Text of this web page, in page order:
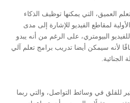
العميق، التي يمكنها توظيف الذكاء
لمقاطع الفيديو للإشارة إلى مدى
للفيديو البيومتري، على الرغم من أنه يبدو
لأنه سيمكن أيضا تدريب برامج تعلم آلي
للقلق في وسائط التواصل، والتي ربما